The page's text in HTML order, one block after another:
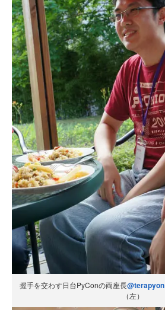
握手を交わす日台PyConの両座長@terapyon
（左）